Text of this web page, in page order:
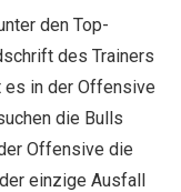
den Top-
des Trainers
es in der Offensive
die Bulls
Offensive die
einzige Ausfall